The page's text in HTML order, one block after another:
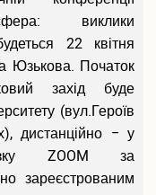
сфера: виклики
22 квітня
Юзькова. Початок
захід буде
(вул.Героїв
дистанційно − у
ZOOM за
зареєстрованим